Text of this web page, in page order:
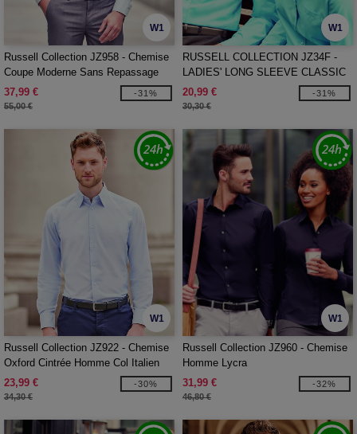
W1
Russell Collection JZ958 - Chemise
Coupe Moderne Sans Repassage
Homme
37,99 €
55,00 €
-31%
W1
RUSSELL COLLECTION JZ34F -
LADIES' LONG SLEEVE CLASSIC
POLYCOTTON POPLIN SHIRT
20,99 €
30,30 €
-31%
W1
Russell Collection JZ922 - Chemise
Oxford Cintrée Homme Col Italien
23,99 €
34,30 €
-30%
W1
Russell Collection JZ960 - Chemise
Homme Lycra
31,99 €
46,80 €
-32%